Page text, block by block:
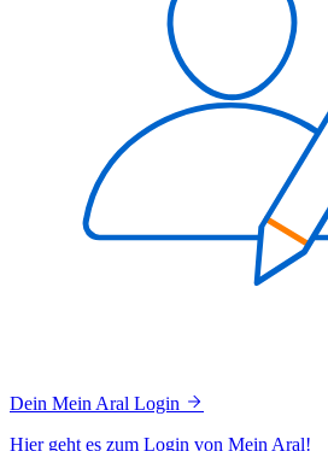
Dein Mein Aral Login
Hier geht es zum Login von Mein Aral!